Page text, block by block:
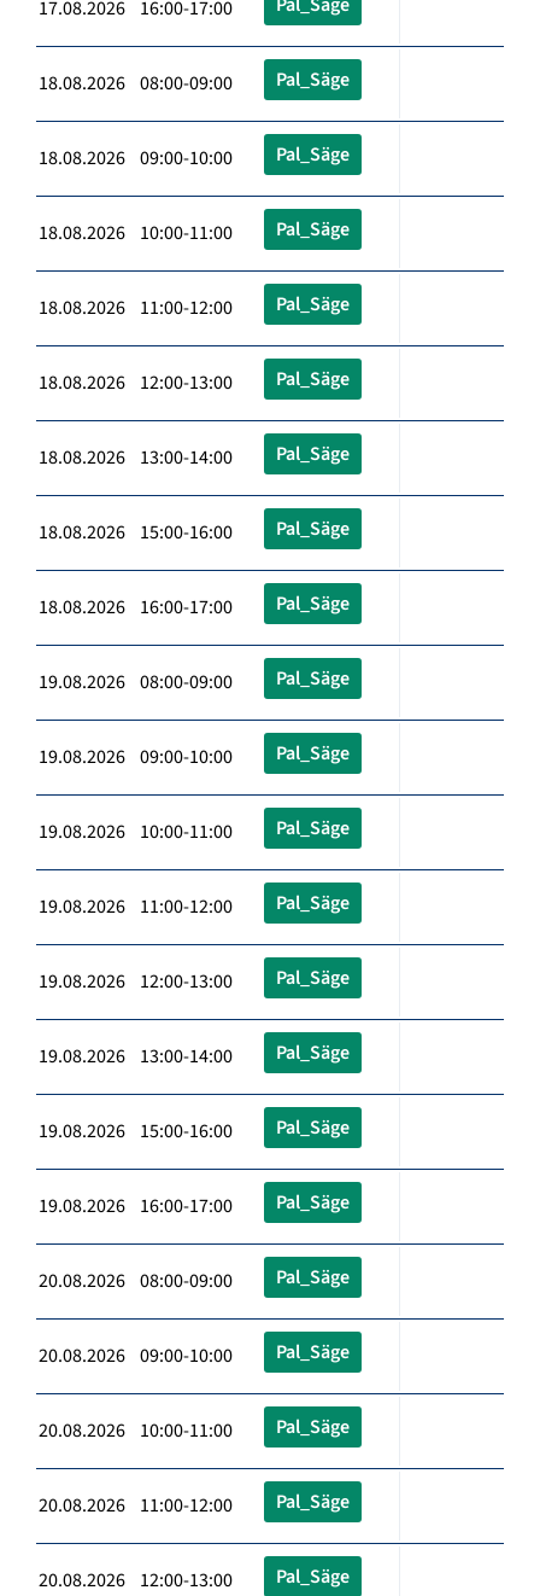
17.08.2026 16:00-17:00
18.08.2026 08:00-09:00 Pal_Säge
18.08.2026 09:00-10:00 Pal_Säge
18.08.2026 10:00-11:00 Pal_Säge
18.08.2026 11:00-12:00 Pal_Säge
18.08.2026 12:00-13:00 Pal_Säge
18.08.2026 13:00-14:00 Pal_Säge
18.08.2026 15:00-16:00 Pal_Säge
18.08.2026 16:00-17:00 Pal_Säge
19.08.2026 08:00-09:00 Pal_Säge
19.08.2026 09:00-10:00 Pal_Säge
19.08.2026 10:00-11:00 Pal_Säge
19.08.2026 11:00-12:00 Pal_Säge
19.08.2026 12:00-13:00 Pal_Säge
19.08.2026 13:00-14:00 Pal_Säge
19.08.2026 15:00-16:00 Pal_Säge
19.08.2026 16:00-17:00 Pal_Säge
20.08.2026 08:00-09:00 Pal_Säge
20.08.2026 09:00-10:00 Pal_Säge
20.08.2026 10:00-11:00 Pal_Säge
20.08.2026 11:00-12:00 Pal_Säge
20.08.2026 12:00-13:00 Pal_Säge